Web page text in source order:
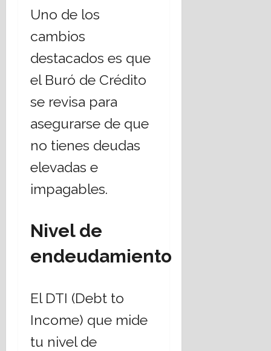
Uno de los
cambios
destacados es que
el Buró de Crédito
se revisa para
asegurarse de que
no tienes deudas
elevadas e
impagables.
Nivel de
endeudamiento
El DTI (Debt to
Income) que mide
tu nivel de